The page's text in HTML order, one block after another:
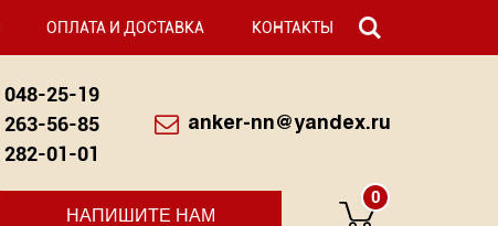
ОПЛАТА И ДОСТАВКА КОНТАКТЫ
048-25-19
263-56-85
282-01-01
anker-nn@yandex.ru
НАПИШИТЕ НАМ
0